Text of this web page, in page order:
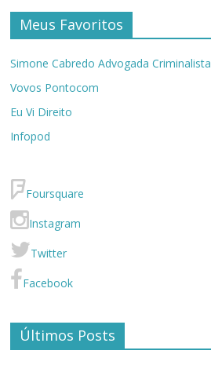
Meus Favoritos
Simone Cabredo Advogada Criminalista
Vovos Pontocom
Eu Vi Direito
Infopod
Foursquare
Instagram
Twitter
Facebook
Últimos Posts